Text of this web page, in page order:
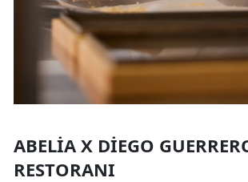
ABELIA X DIEGO
RESTORANI